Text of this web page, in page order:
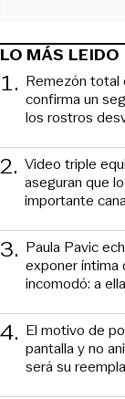
LO MÁS LEIDO
1. Remezón total
confirma un
los rostros
2. Video triple
aseguran que
importante
3. Paula Pavic
exponer íntima
incomodó: a
4. El motivo de
pantalla y no
será su